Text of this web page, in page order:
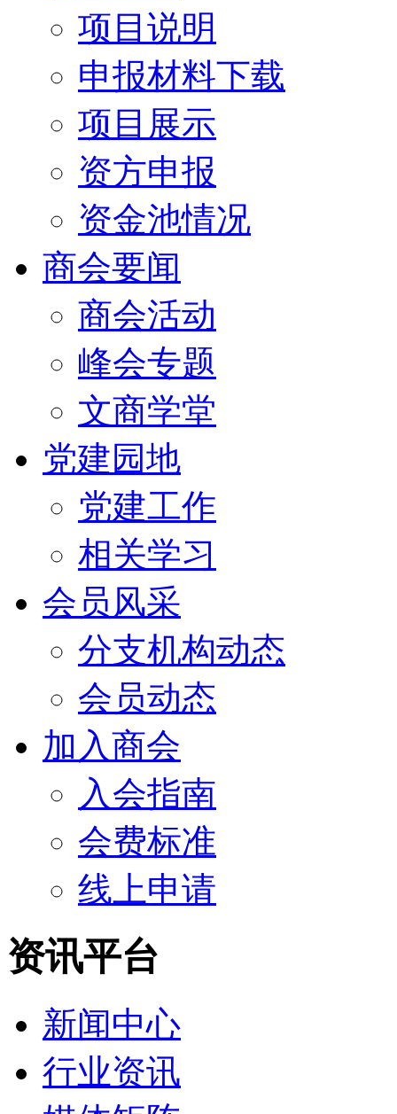
项目说明
申报材料下载
项目展示
资方申报
资金池情况
商会要闻
商会活动
峰会专题
文商学堂
党建园地
党建工作
相关学习
会员风采
分支机构动态
会员动态
加入商会
入会指南
会费标准
线上申请
资讯平台
新闻中心
行业资讯